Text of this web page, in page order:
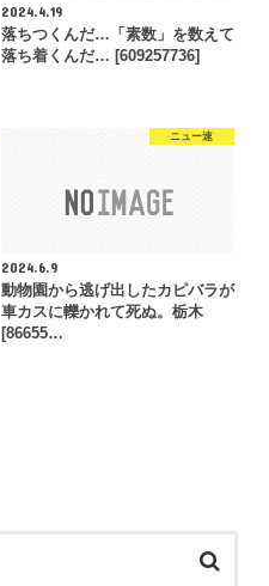
2024.4.19
落ちつくんだ…「素数」を数えて
落ち着くんだ… [609257736]
ニュー速
2024.6.9
動物園から逃げ出したカピバラが
車カスに轢かれて死ぬ。栃木
[86655…